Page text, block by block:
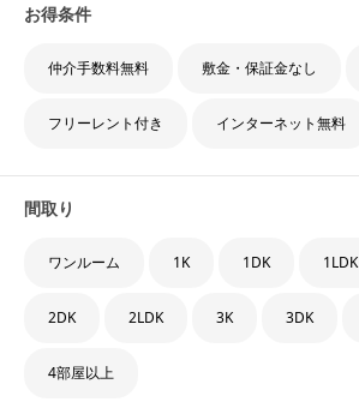
お得条件
仲介手数料無料 敷金・保証金なし
フリーレント付き インターネット無料
間取り
ワンルーム 1K 1DK 1LDK
2DK 2LDK 3K 3DK
4部屋以上
路線/エリア 東向島駅
詳細条件 ペット相談可